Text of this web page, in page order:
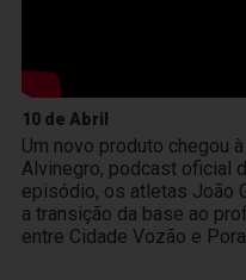
10 de Abril
Um novo produto chegou
Alvinegro, podcast oficial
episódio, os atletas João
a transição da base ao
entre Cidade Vozão e